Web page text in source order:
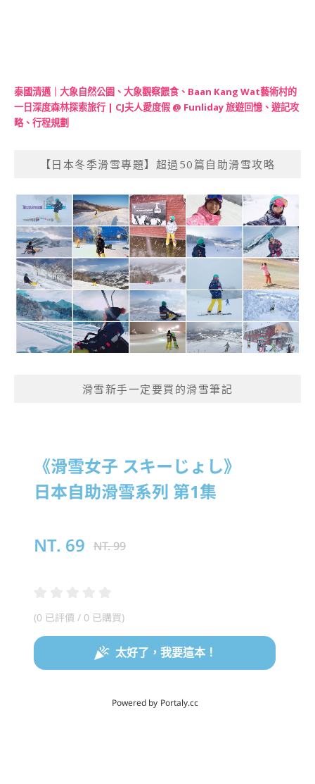
泰國清邁｜大象自然公園、大象觀察餵食、Baan Kang Wat藝術村的
一日深度森林探索旅行 | CJ夫人愛度假 @ Funliday 旅遊回憶、遊記攻
略、行程規劃
【日本冬季滑雪專題】超過50篇自助滑雪攻略
滑雪新手一定要買的滑雪筆記